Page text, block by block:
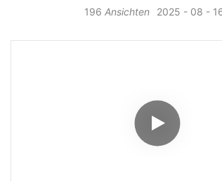
der modernen Produktion
2025 08
196 Ansichten